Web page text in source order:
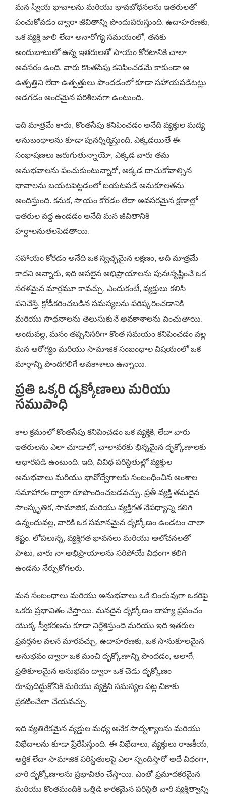
మన స్వీయ భావాలను మరియు భావబోధనలను ఇతరులతో
పంచుకోవడం ద్వారా జీవితాన్ని పొందుపరుస్తుంది. ఉదాహరణకు,
ఒక వ్యక్తి జాలి లేదా అనారోగ్య సమయంలో, తనకు
అందుబాటులో ఉన్న ఇతరులతో సాయం కోరటానికి చాలా
అవసరం ఉంది. వారు కొంతసేపు కనిపించడమే కాకుండా ఆ
ఉత్పత్తిని లేదా ఉత్పత్తులు పొందడంలో కూడా సహాయపడేటట్లు
అడగడం అందమైన పరిశీలనగా ఉంటుంది.
ఇది మాత్రమే కాదు, కొంతసేపు కనిపించడం అనేది వ్యక్తుల మద్య
అనుబంధాలను కూడా పునర్నిర్మిస్తుంది. ఎక్కడయితే ఈ
సంభాషణలు జరుగుతున్నాయో, ఎక్కడ వారు తమ
అనుభవాలను పంచుకుంటున్నారో, అక్కడ దాచుకోవాల్సిన
భావాలను బయటపెట్టడంలో బయటపడే అనుకూలతను
అందిస్తుంది. కనుక, సాయం కోరడం లేదా అవసరమైన క్షణాల్లో
ఇతరుల వద్ద ఉండడం అనేది మన జీవితానికి
హర్షాలనుతలపెడతాయి.
సహాయం కోరడం అనేది ఒక స్వచ్ఛమైన లక్షణం, అది మాత్రమే
కాదని అన్నారు, ఇది అసలైన అభిప్రాయాలను పునఃసృష్టించే ఒక
సరళమైన మార్గమూ కావచ్చు. ఎందుకంటే, వ్యక్తులు కలిసి
పనిచేస్తే, క్రోడీకరించబడిన సమస్యలను పరిష్కరించడానికి
మరియు సాధనాలను తెలుసుకునే అవకాశాలను పెంచుతాయి.
అందువల్ల, మనం తప్పనిసరిగా కొంత సమయం కనిపించడం వల్ల
మన ఆరోగ్యం మరియు సామాజిక సంబంధాల విషయంలో ఒక
మార్గాన్ని పొందగలిగే అవకాశాలు ఉన్నాయి.
ప్రతి ఒక్కరి దృక్కోణాలు మరియు
సముపాధి
కాల క్రమంలో కొంతసేపు కనిపించడం ఒక వ్యక్తికి, లేదా వారు
ఇతరులను ఎలా చూడాలో, చాలావరకు భిన్నమైన దృక్కోణాలకు
ఆధారపడి ఉంటుంది. ఇది, వివిధ పరిస్థితుల్లో వ్యక్తుల
అనుభవాలు మరియు భావోద్వేగాలకు సంబంధించిన అంశాల
సమాహారం ద్వారా రూపొందించబడవచ్చు. ప్రతీ వ్యక్తి తమదైన
సాంస్కృతిక, సామాజిక, మరియు వ్యక్తిగత నేపథ్యాన్ని కలిగి
ఉన్నందువల్ల, వారికి ఒక సమానమైన దృక్కోణం ఉండటం చాలా
కష్టం. లోపలున్న, వ్యక్తిగత భావనలు మరియు ఆలోచనలతో
పాటు, వారు నా అభిప్రాయాలను సరిపోయే విధంగా కలిగి
ఉండను నేర్చుకోగలరు.
మన సంబంధాలు మరియు అనుభవాలు ఒకే బిందువుగా ఒకరిపై
ఒకరు ప్రభావితం చేస్తాయి. మ‌నదైన దృక్కోణం బాహ్య ప్రపంచం
యొక్క స్వీకరణను కూడా నిర్దేశిస్తుంది మరియు ఇది ఇతరుల
ప్రవర్తనల వలన మారవచ్చు. ఉదాహరణకు, ఒక సానుకూలమైన
అనుభవం ద్వారా ఒక మంచి దృక్కోణాన్ని పొందడం, అలాగే,
ప్రతికూలమైన అనుభవం ద్వారా ఒక చెడు దృక్కోణం
రూపుదిద్దుకోనికి మరియు వ్యక్తిని సమస్యల పట్ల చికాకు
ప్రకటించేలా చేయవచ్చు.
ఇది వ్యతిరేకమైన వ్యక్తుల మధ్య అనేక సాదృశ్యాలను మరియు
విభేదాలను కూడా ప్రేరేపిస్తుంది. ఈ విభేదాలు, వ్యక్తులు రాజకీయ,
ఆర్థిక లేదా సామాజిక పరిస్థితులపై ఎలా స్పందిస్తారో అదే విధంగా,
వారి దృక్కోణాలను ప్రభావితం చేస్తాయి. ఎంతో ప్రమాదకరమైన
మరియు కొంతమందికి ఒత్తిడి కారకమైన పరిస్థితి వారి వ్యక్తిత్వాన్ని